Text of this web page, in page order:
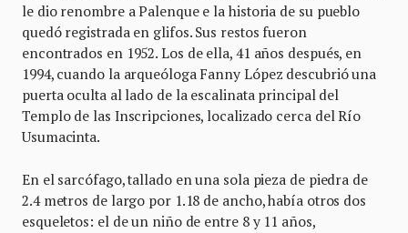
le dio renombre a Palenque e la historia de su pueblo
quedó registrada en glifos. Sus restos fueron
encontrados en 1952. Los de ella, 41 años después, en
1994, cuando la arqueóloga Fanny López descubrió una
puerta oculta al lado de la escalinata principal del
Templo de las Inscripciones, localizado cerca del Río
Usumacinta.
En el sarcófago, tallado en una sola pieza de piedra de
2.4 metros de largo por 1.18 de ancho, había otros dos
esqueletos: el de un niño de entre 8 y 11 años,